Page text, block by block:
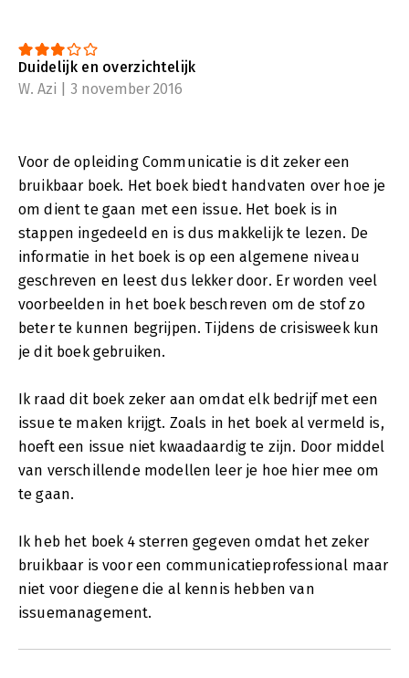
Duidelijk en overzichtelijk
W. Azi | 3 november 2016
Voor de opleiding Communicatie is dit zeker een
bruikbaar boek. Het boek biedt handvaten over hoe je
om dient te gaan met een issue. Het boek is in
stappen ingedeeld en is dus makkelijk te lezen. De
informatie in het boek is op een algemene niveau
geschreven en leest dus lekker door. Er worden veel
voorbeelden in het boek beschreven om de stof zo
beter te kunnen begrijpen. Tijdens de crisisweek kun
je dit boek gebruiken.
Ik raad dit boek zeker aan omdat elk bedrijf met een
issue te maken krijgt. Zoals in het boek al vermeld is,
hoeft een issue niet kwaadaardig te zijn. Door middel
van verschillende modellen leer je hoe hier mee om
te gaan.
Ik heb het boek 4 sterren gegeven omdat het zeker
bruikbaar is voor een communicatieprofessional maar
niet voor diegene die al kennis hebben van
issuemanagement.